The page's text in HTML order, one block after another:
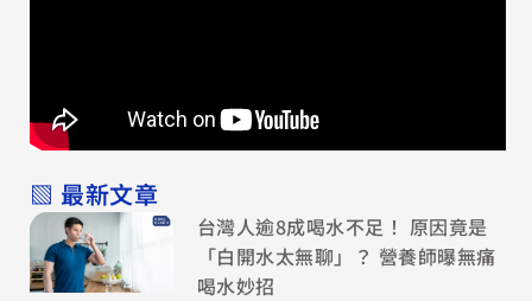
▧ 最新文章
台灣人逾8成喝水不足！ 原因竟是
「白開水太無聊」？ 營養師曝無痛
喝水妙招